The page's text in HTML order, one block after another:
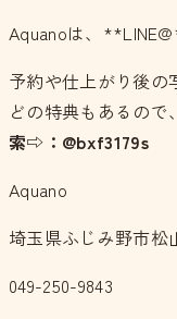
Aquanoは、
予約や仕上がり後の
どの特典もあるので
索⇨：@bxf3179s
Aquano
埼玉県ふじみ野市
049-250-9843